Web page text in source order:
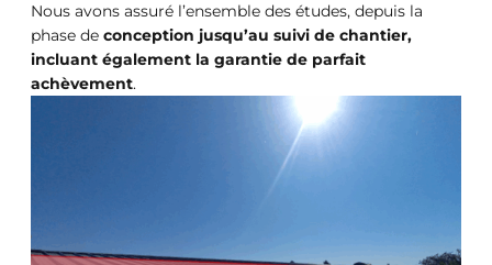
Nous avons assuré l’ensemble des études, depuis la
phase de conception jusqu’au suivi de chantier,
incluant également la garantie de parfait
achèvement.